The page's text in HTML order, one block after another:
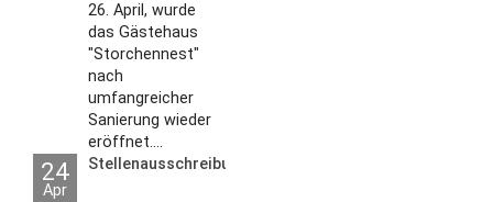
26. April, wurde
das Gästehaus
"Storchennest"
nach
umfangreicher
Sanierung wieder
eröffnet....
24
Apr
Stellenausschreibungen